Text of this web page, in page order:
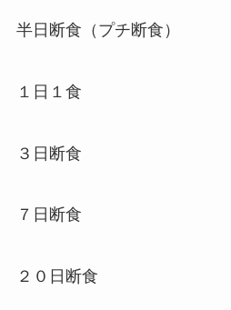
半日断食（プチ断食）
１日１食
３日断食
７日断食
２０日断食